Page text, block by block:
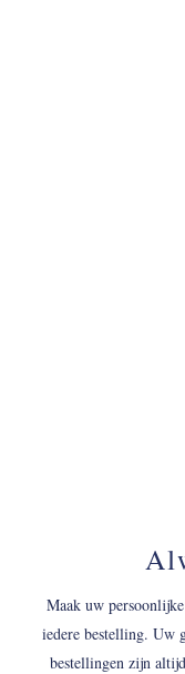
Maak uw
iedere bestelling. Uw
bestellingen zijn